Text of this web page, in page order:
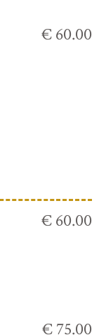
€ 60.00
€ 60.00
€ 75.00